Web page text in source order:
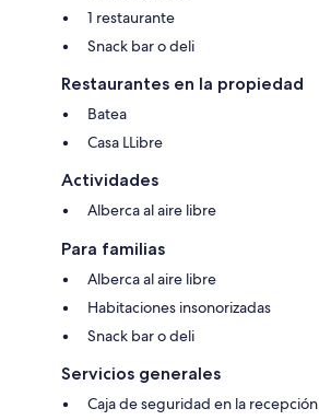
1 restaurante
Snack bar o deli
Restaurantes en la propiedad
Batea
Casa LLibre
Actividades
Alberca al aire libre
Para familias
Alberca al aire libre
Habitaciones insonorizadas
Snack bar o deli
Servicios generales
Caja de seguridad en la recepción